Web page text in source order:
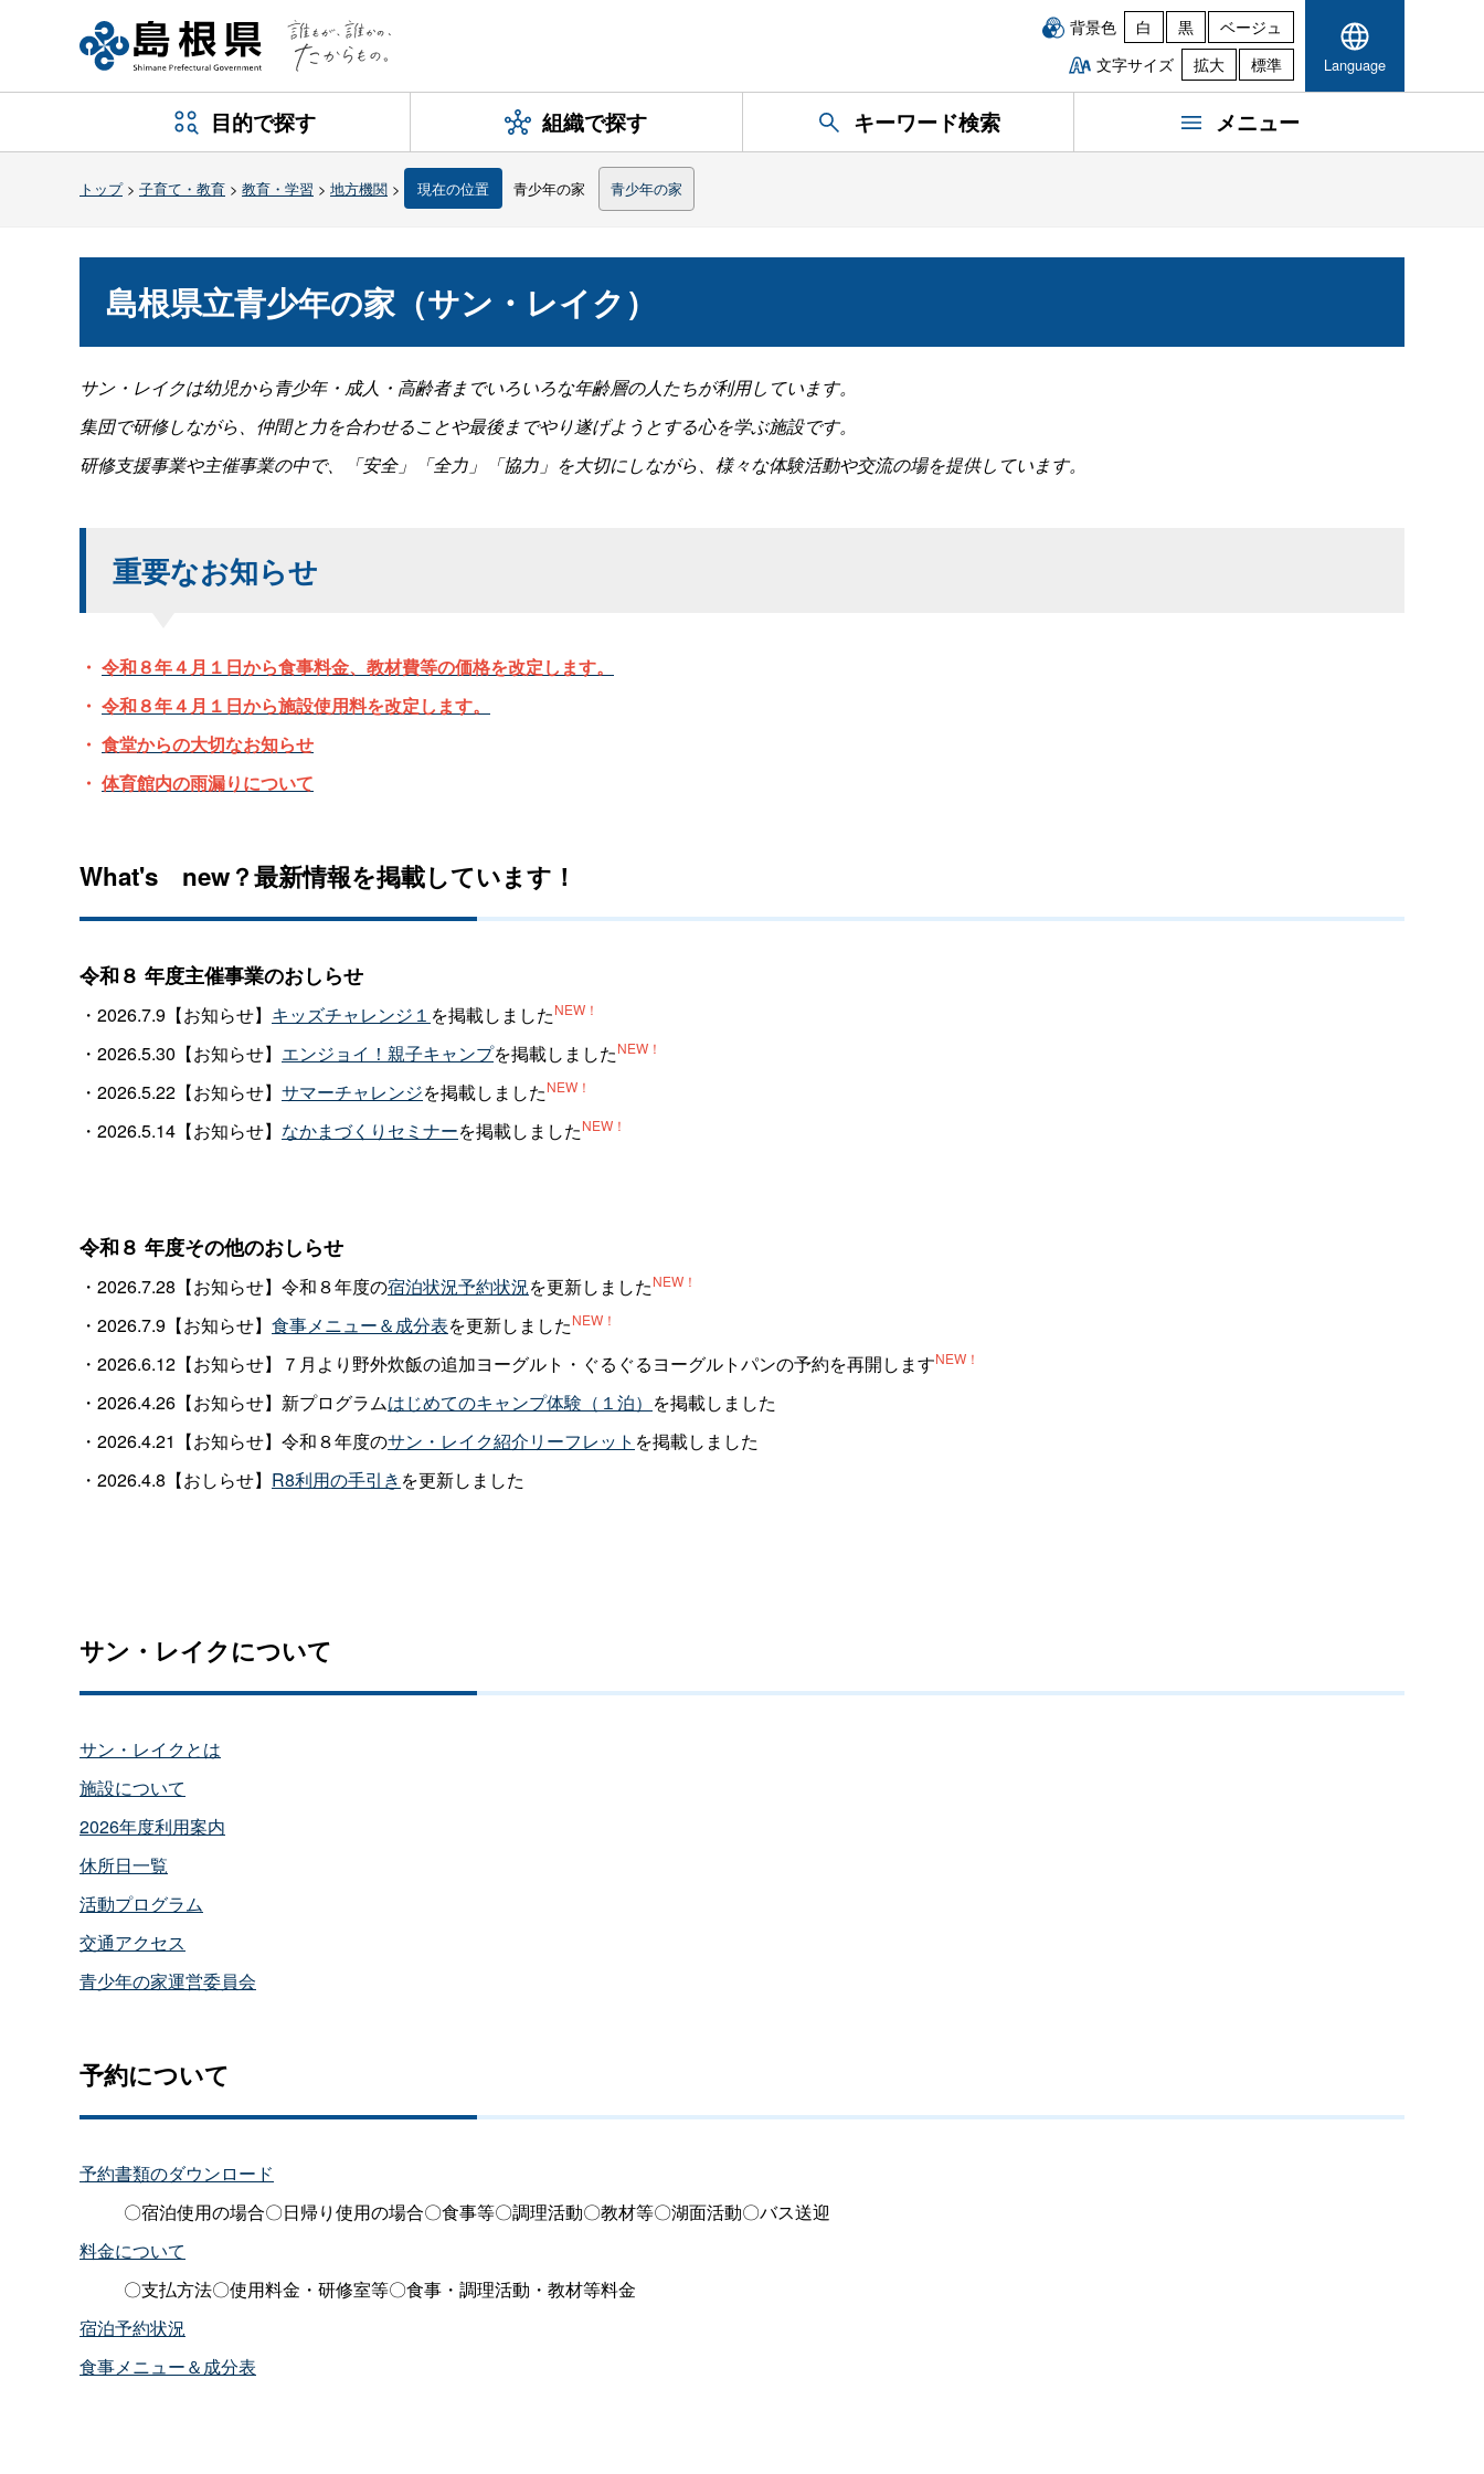
背景色 白 黒
ベージュ
文字サイズ
拡大 標準 Language
目的で探す 組織で探す キーワード検索 メニュー
トップ> 子育て・教育 > 教育・学習 > 地方機関 > 現在の位置 青少年の家 青少年の家
島根県立青少年の家（サン・レイク）
サン・レイクは幼児から青少年・成人・高齢者までいろいろな年齢層の人たちが利用しています。
集団で研修しながら、仲間と力を合わせることや最後までやり遂げようとする心を学ぶ施設です。
研修支援事業や主催事業の中で、「安全」「全力」「協力」を大切にしながら、 様々な体験活動や交流の場を提供しています。
重要なお知らせ
・ 令和８年４月１日から食事料金、教材費等の価格を改定します。
・ 令和８年４月１日から施設使用料を改定します。
・ 食堂からの大切なお知らせ
・ 体育館内の雨漏りについて
What's new？最新情報を掲載しています！
令和８ 年度主催事業のおしらせ
・2026.7.9【お知らせ】 キッズチャレンジ１ を掲載しましたNEW！
・2026.5.30【お知らせ】 エンジョイ！親子キャンプを掲載しましたNEW！
・2026.5.22【お知らせ】 サマーチャレンジを掲載しましたNEW！
・2026.5.14【お知らせ】 なかまづくりセミナーを掲載しましたNEW！
令和８ 年度その他のおしらせ
・2026.7.28【お知らせ】令和８年度の宿泊状況予約状況を更新しましたNEW！
・2026.7.9【お知らせ】 食事メニュー＆成分表を更新しましたNEW！
・2026.6.12【お知らせ】７月より野外炊飯の追加ヨーグルト・ぐるぐるヨーグルトパンの予約を再開しますNEW！
・2026.4.26【お知らせ】新プログラムはじめてのキャンプ体験（１泊） を掲載しました
・2026.4.21【お知らせ】令和８年度のサン・レイク紹介リーフレット を掲載しました
・2026.4.8【おしらせ】 R8利用の手引き を更新しました
サン・レイクについて
サン・レイクとは
施設について
2026年度利用案内
休所日一覧
活動プログラム
交通アクセス
青少年の家運営委員会
予約について
予約書類のダウンロード
〇宿泊使用の場合〇日帰り使用の場合〇食事等〇調理活動〇教材等〇湖面活動〇バス送迎
料金について
〇支払方法〇使用料金・研修室等〇食事・調理活動・教材等料金
宿泊予約状況
食事メニュー＆成分表